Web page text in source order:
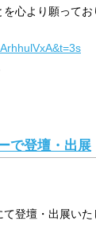
心より願ってお
で登壇・出展
登壇・出展いた